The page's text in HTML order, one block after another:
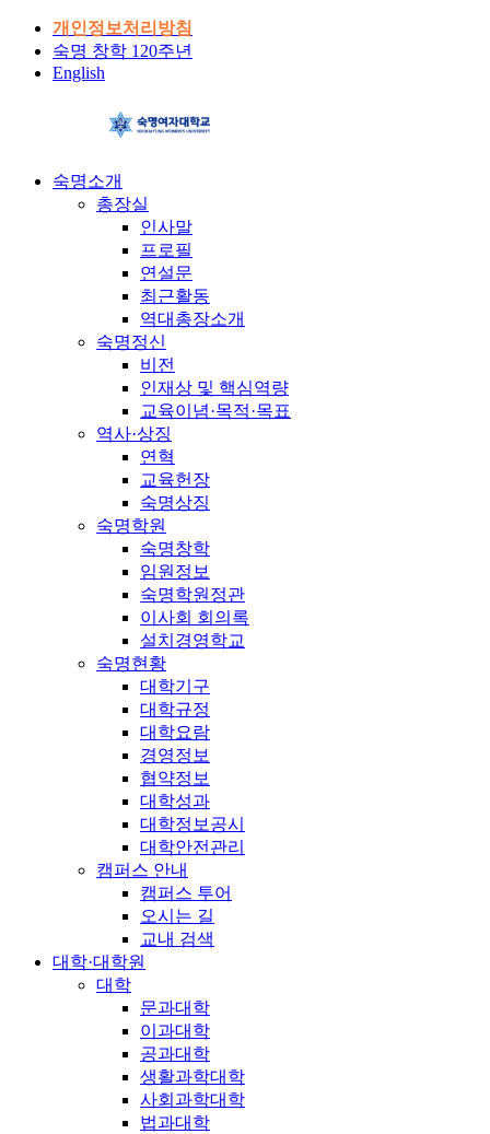
개인정보처리방침
숙명 창학 120주년
English
숙명소개
총장실
인사말
프로필
연설문
최근활동
역대총장소개
숙명정신
비전
인재상 및 핵심역량
교육이념·목적·목표
역사·상징
연혁
교육헌장
숙명상징
숙명학원
숙명창학
임원정보
숙명학원정관
이사회 회의록
설치경영학교
숙명현황
대학기구
대학규정
대학요람
경영정보
협약정보
대학성과
대학정보공시
대학안전관리
캠퍼스 안내
캠퍼스 투어
오시는 길
교내 검색
대학·대학원
대학
문과대학
이과대학
공과대학
생활과학대학
사회과학대학
법과대학